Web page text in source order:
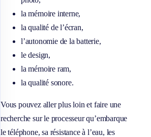
la mémoire interne,
la qualité de l’écran,
l’autonomie de la batterie,
le design,
la mémoire ram,
la qualité sonore.
Vous pouvez aller plus loin et faire une
recherche sur le processeur qu’embarque
le téléphone, sa résistance à l’eau, les